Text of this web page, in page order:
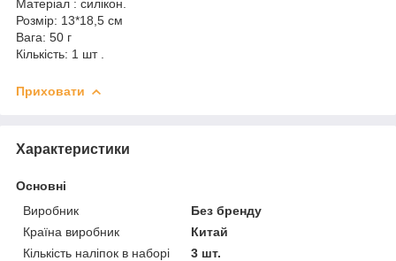
Матеріал : силікон.
Розмір: 13*18,5 см
Вага: 50 г
Кількість: 1 шт .
Приховати
Характеристики
Основні
Виробник
Без бренду
Країна виробник
Китай
Кількість наліпок в наборі
3 шт.